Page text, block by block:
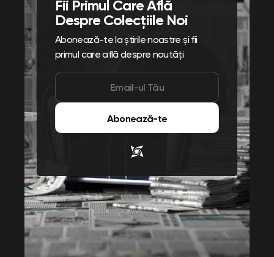
Fii Primul Care Află
Despre Colecțiile Noi
Abonează-te la știrile noastre și fii
primul care află despre noutăți
Abonează-te